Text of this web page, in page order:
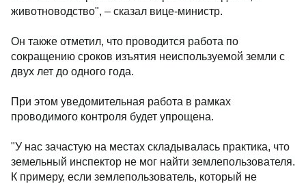
животноводство", – сказал вице-министр.
Он также отметил, что проводится работа по
сокращению сроков изъятия неиспользуемой земли с
двух лет до одного года.
При этом уведомительная работа в рамках
проводимого контроля будет упрощена.
"У нас зачастую на местах складывалась практика, что
земельный инспектор не мог найти землепользователя.
К примеру, если землепользователь, который не